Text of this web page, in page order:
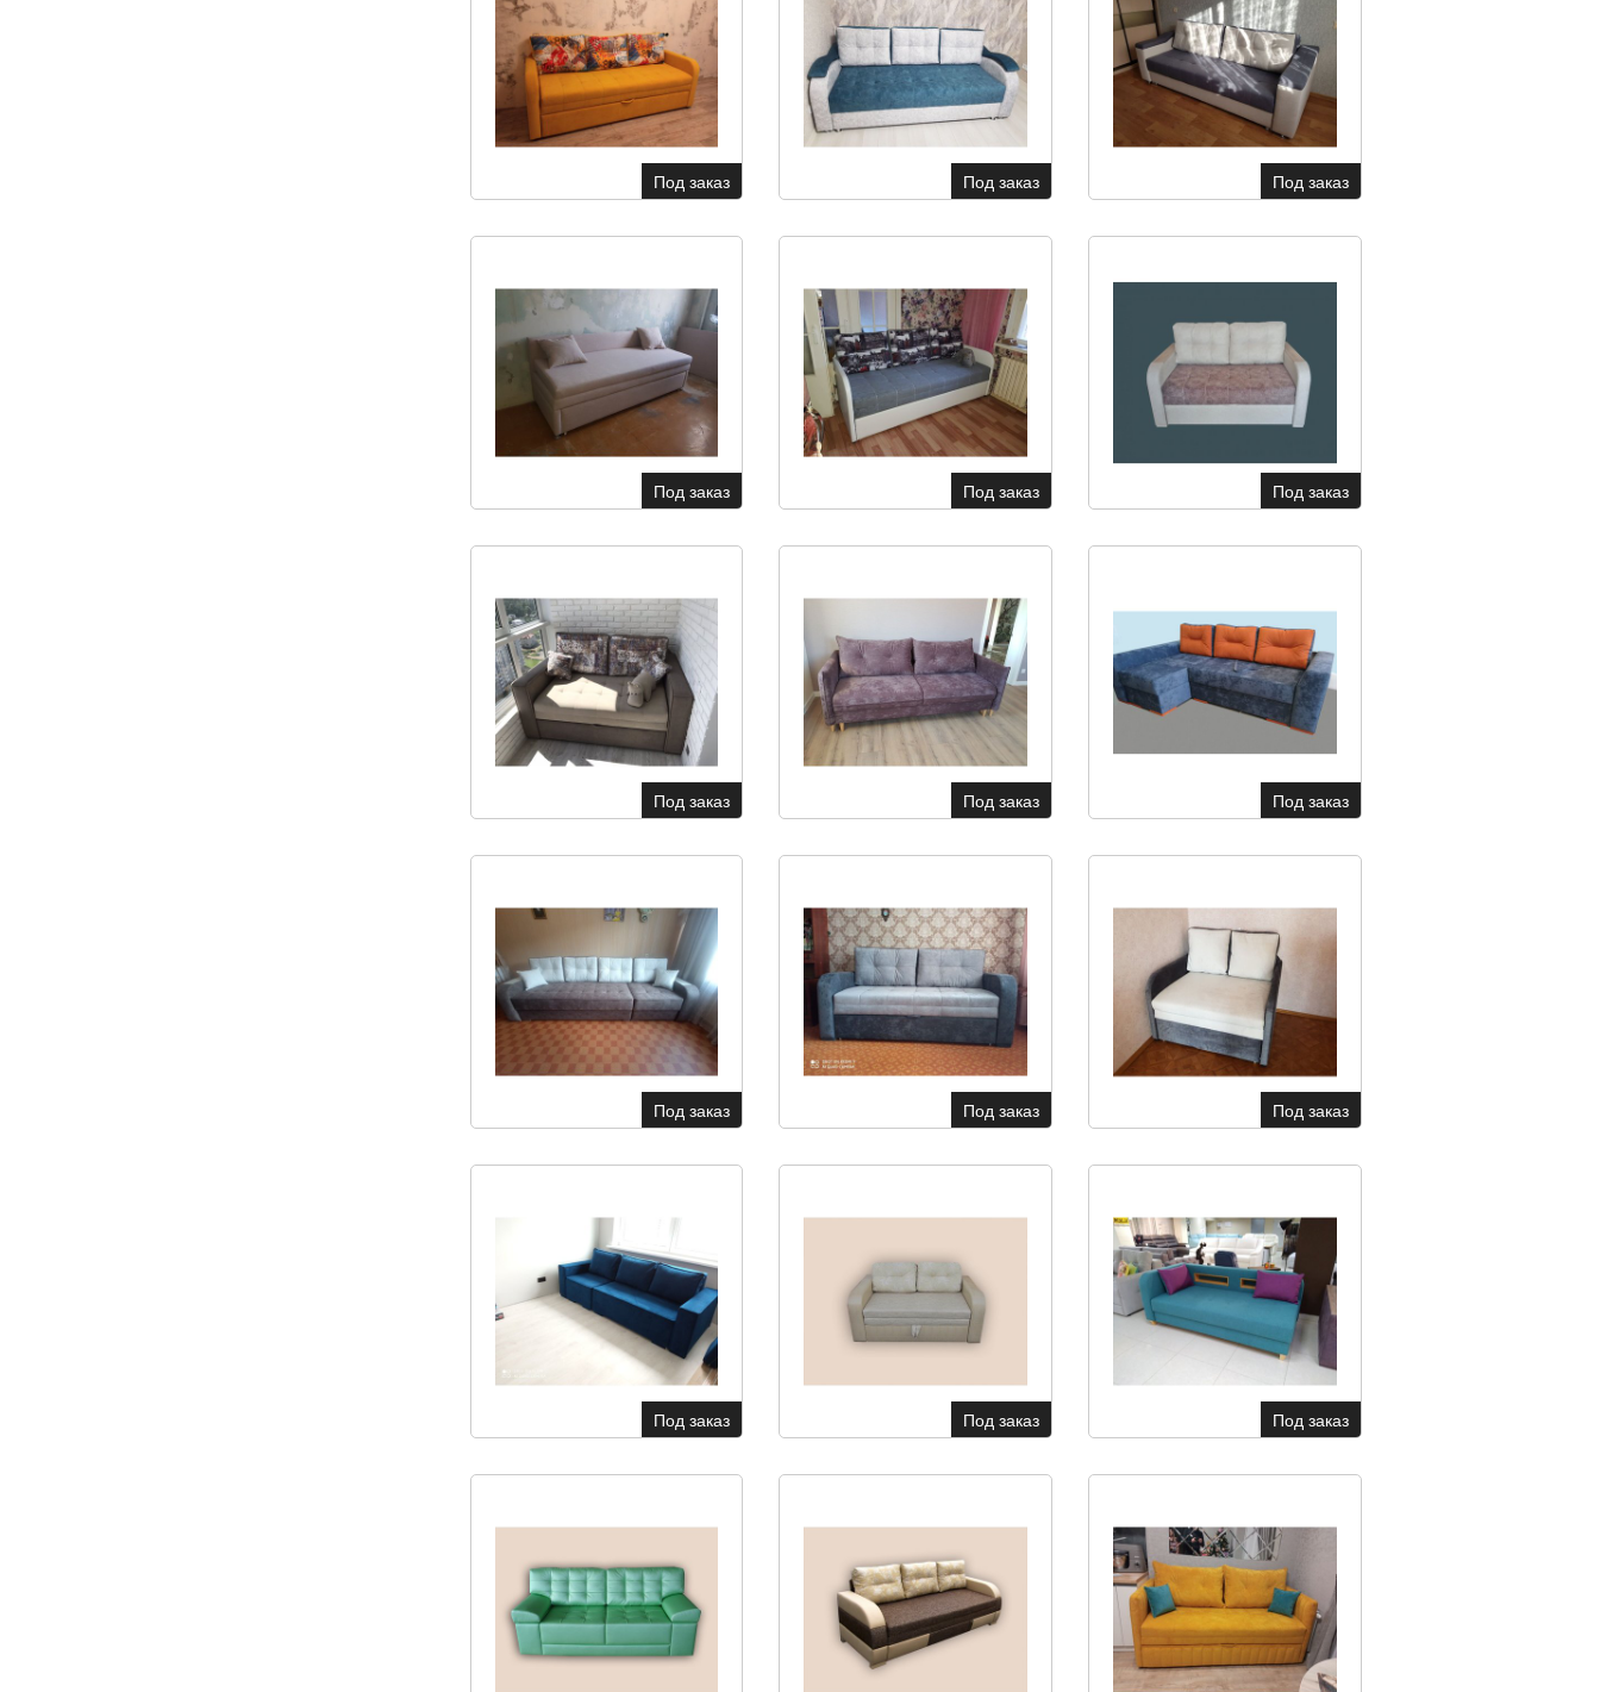
Под заказ Под заказ Под заказ
Под заказ Под заказ Под заказ
Под заказ Под заказ Под заказ
Под заказ Под заказ Под заказ
Под заказ Под заказ Под заказ